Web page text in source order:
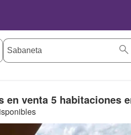
en venta 5 habitaciones